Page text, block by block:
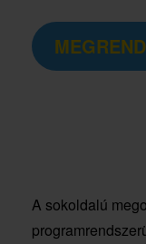
A sokoldalú